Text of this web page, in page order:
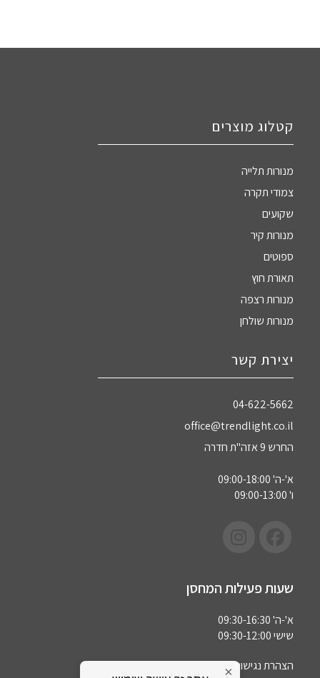
קטלוג מוצרים
מנורות תלייה
צמודי תקרה
שקועים
מנורות קיר
ספוטים
תאורת חוץ
מנורות רצפה
מנורות שולחן
יצירת קשר
04-622-5662‏
office@trendlight.co.il
החרש 9 אזה"ת חדרה
א'-ה' 09:00-18:00
ו' 09:00-13:00
שעות פעילות המחסן
א'-ה' 09:30-16:30
שישי 09:30-12:00
הצהרת נגישות×